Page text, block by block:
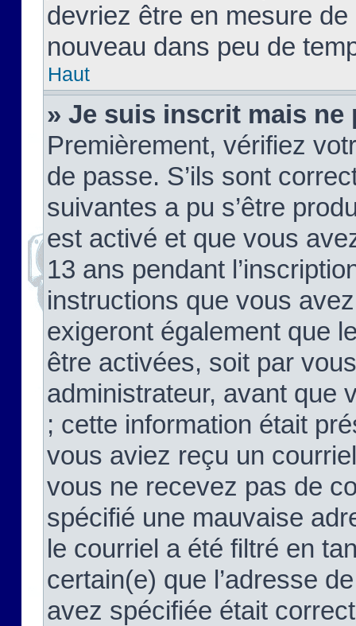
devriez être en mesure
nouveau dans peu de
Haut
» Je suis inscrit mais ne
Premièrement, vérifiez
de passe. S’ils sont
suivantes a pu s’être
est activé et que vous
13 ans pendant
instructions que vous
exigeront également que
être activées, soit par
administrateur, avant que
; cette information était
vous aviez reçu un
vous ne recevez pas de
spécifié une mauvaise
le courriel a été filtré en
certain(e) que l’adresse
avez spécifiée était